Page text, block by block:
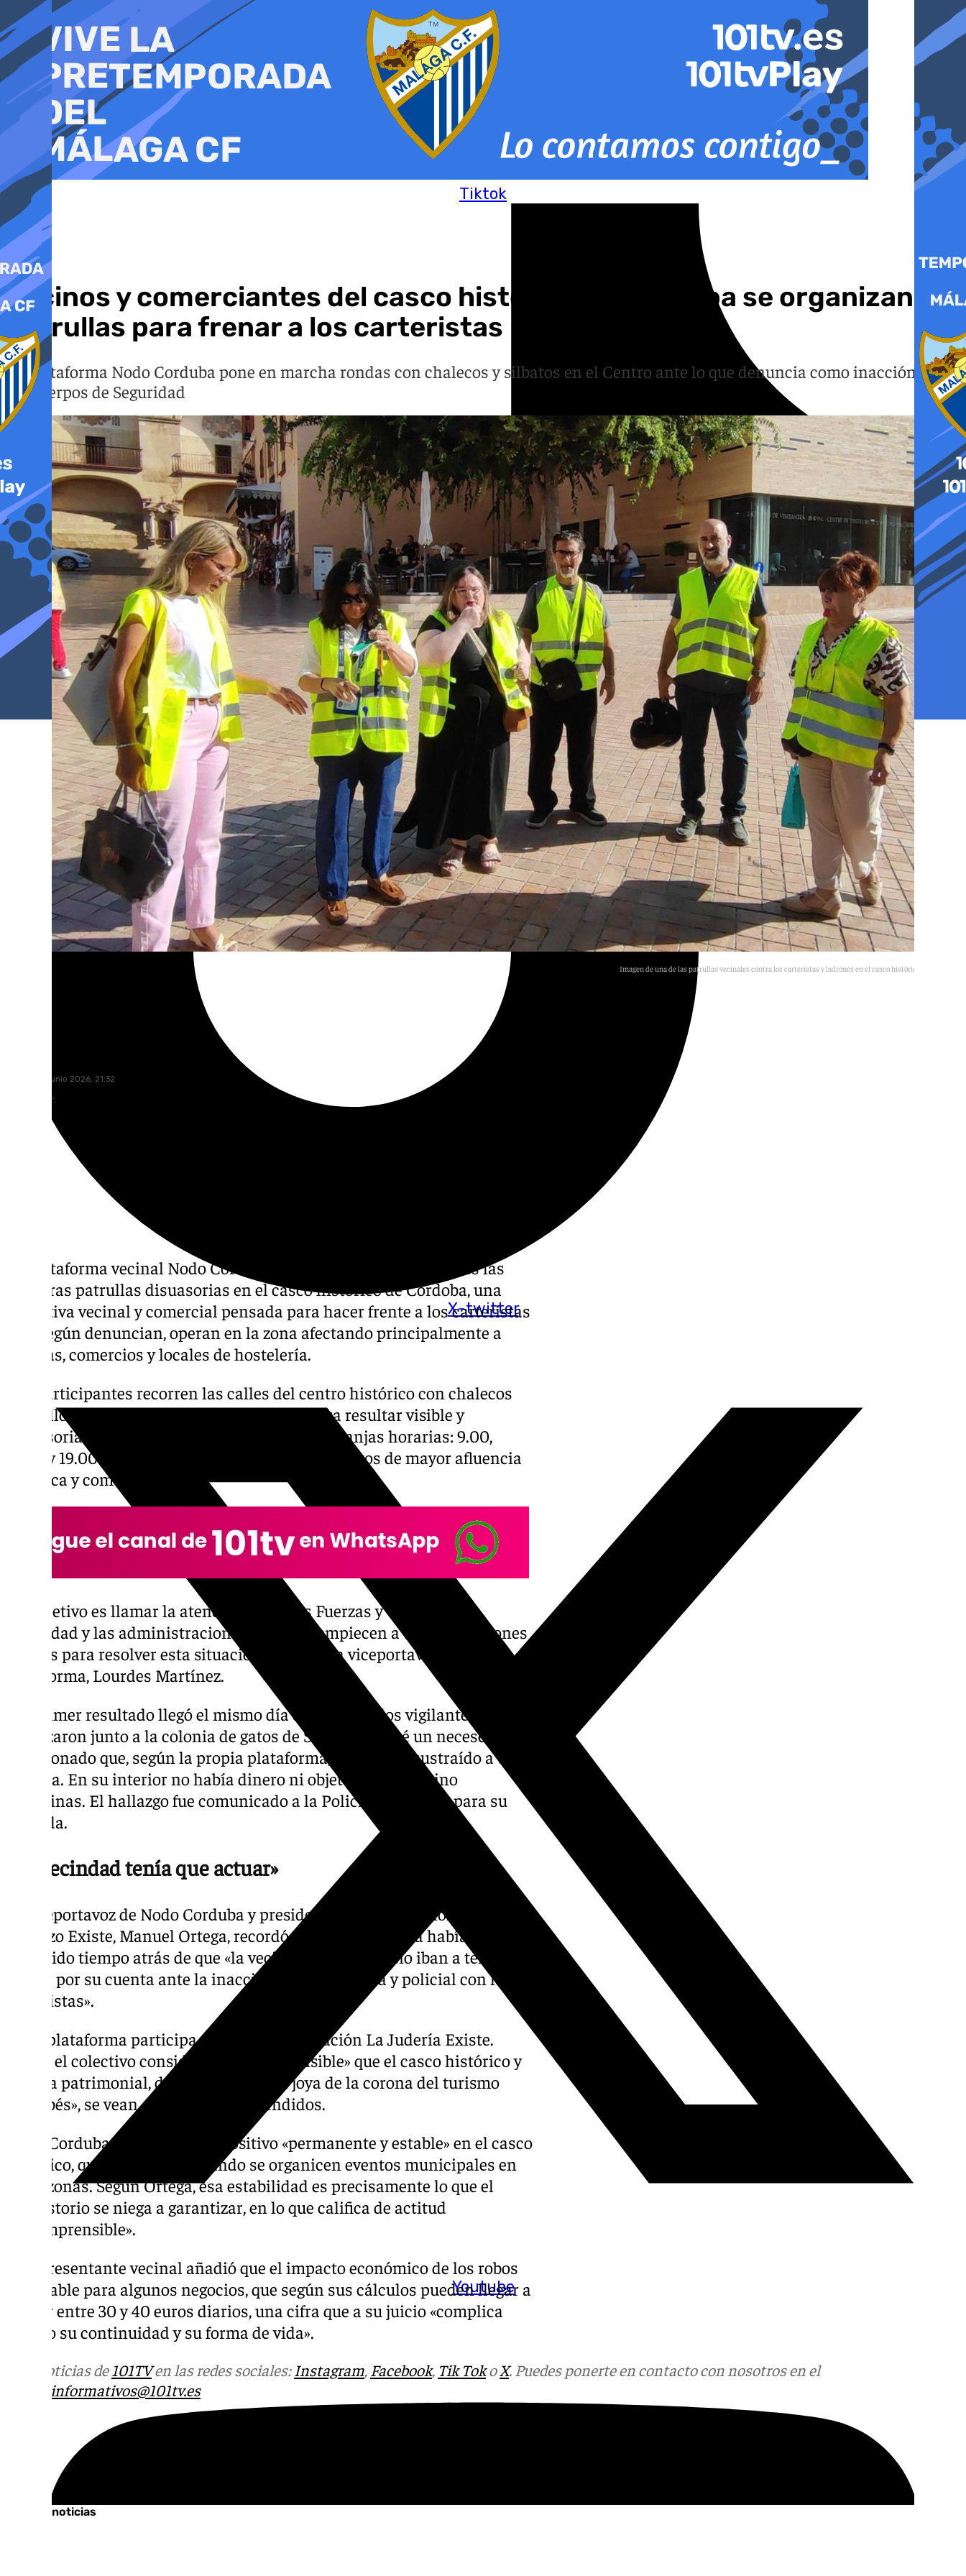
al
contenido
Tiktok
X-twitter
Youtube
Vecinos y comerciantes del casco histórico de Córdoba se organizan en
patrullas para frenar a los carteristas
La plataforma Nodo Corduba pone en marcha rondas con chalecos y silbatos en el Centro ante lo que denuncia como inacción de
los cuerpos de Seguridad
Imagen de una de las patrullas vecinales contra los carteristas y ladrones en el casco histórico de Córdoba.
martes, 16 junio 2026, 21:32
Compartir:
La plataforma vecinal Nodo Corduba puso en marcha este martes las
primeras patrullas disuasorias en el casco histórico de Córdoba, una
iniciativa vecinal y comercial pensada para hacer frente a los carteristas
que, según denuncian, operan en la zona afectando principalmente a
turistas, comercios y locales de hostelería.
Los participantes recorren las calles del centro histórico con chalecos
amarillos y silbatos, una imagen pensada para resultar visible y
disuasoria. Las rondas se concentran en tres franjas horarias: 9.00,
13.00 y 19.00 horas, coincidiendo con los momentos de mayor afluencia
turística y comercial.
«El objetivo es llamar la atención sobre las Fuerzas y Cuerpos de
Seguridad y las administraciones para que empiecen a tomar decisiones
válidas para resolver esta situación», explicó la viceportavoz de la
plataforma, Lourdes Martínez.
Un primer resultado llegó el mismo día del estreno: los vigilantes
localizaron junto a la colonia de gatos de San Bartolomé un neceser
abandonado que, según la propia plataforma, había sido sustraído a una
víctima. En su interior no había dinero ni objetos de valor, sino
medicinas. El hallazgo fue comunicado a la Policía y a Sadeco para su
retirada.
«La vecindad tenía que actuar»
El viceportavoz de Nodo Corduba y presidente de la asociación San
Lorenzo Existe, Manuel Ortega, recordó que el colectivo ya había
advertido tiempo atrás de que «la vecindad y el comercio iban a tener que
actuar por su cuenta ante la inacción administrativa y policial con los
carteristas».
En la plataforma participa también la Asociación La Judería Existe.
Desde el colectivo consideran «incomprensible» que el casco histórico y
la zona patrimonial, descritos como «la joya de la corona del turismo
cordobés», se vean, a su juicio, desatendidos.
Nodo Corduba reclama un dispositivo «permanente y estable» en el casco
histórico, que no se retire cuando se organicen eventos municipales en
otras zonas. Según Ortega, esa estabilidad es precisamente lo que el
Consistorio se niega a garantizar, en lo que califica de actitud
«incomprensible».
El representante vecinal añadió que el impacto económico de los robos
es notable para algunos negocios, que según sus cálculos pueden llegar a
perder entre 30 y 40 euros diarios, una cifra que a su juicio «complica
mucho su continuidad y su forma de vida».
Más noticias de101TVen las redes sociales:Instagram, Facebook, Tik TokoX. Puedes ponerte en contacto con nosotros en el
informativos@101tv.es
Últimas noticias